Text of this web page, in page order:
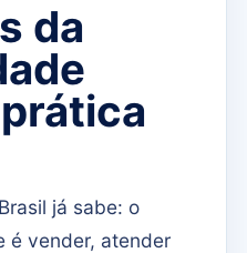
da
já sabe: o
é vender, atender